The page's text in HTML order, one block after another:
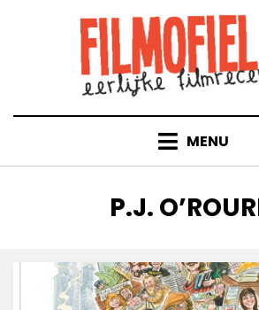
MENU
TAG
:
P.J.